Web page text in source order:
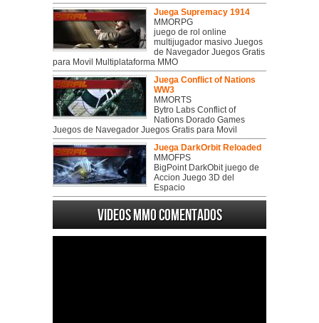
Juega Supremacy 1914
MMORPG
juego de rol online
multijugador masivo Juegos
de Navegador Juegos Gratis
para Movil Multiplataforma MMO
Juega Conflict of Nations
WW3
MMORTS
Bytro Labs Conflict of
Nations Dorado Games
Juegos de Navegador Juegos Gratis para Movil
Juega DarkOrbit Reloaded
MMOFPS
BigPoint DarkObit juego de
Accion Juego 3D del
Espacio
Videos MMO Comentados